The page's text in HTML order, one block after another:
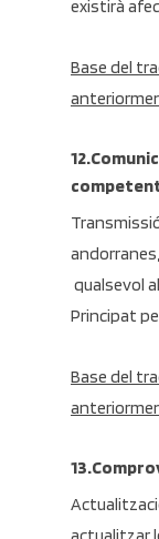
existirà
Base del
qualsevol
Principat
Base del